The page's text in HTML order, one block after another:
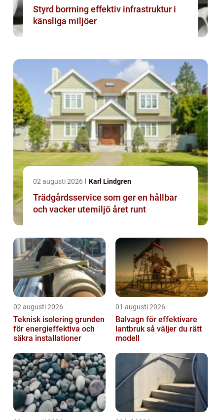
Styrd borrning effektiv infrastruktur i
känsliga miljöer
02 augusti 2026 Karl Lindgren
Trädgårdsservice som ger en hållbar
och vacker utemiljö året runt
02 augusti 2026
Teknisk isolering grunden
för energieffektiva och
säkra installationer
01 augusti 2026
Balvagn för effektivare
lantbruk så väljer du rätt
modell